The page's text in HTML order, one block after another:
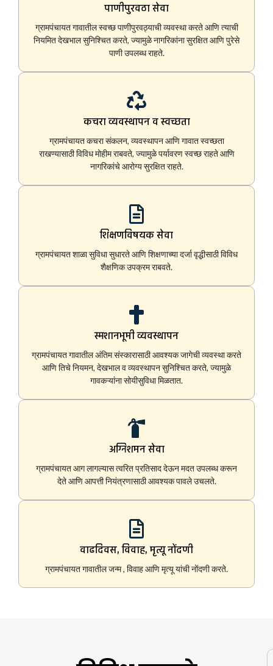
पाणीपुरवठा सेवा
ग्रामपंचायत गावातील स्वच्छ पाणीपुरवठ्याची व्यवस्था करते आणि त्याची
नियमित देखभाल सुनिश्चित करते, ज्यामुळे नागरिकांना सुरक्षित आणि पुरेसे
पाणी उपलब्ध राहते.
कचरा व्यवस्थापन व स्वच्छता
ग्रामपंचायत कचरा संकलन, व्यवस्थापन आणि गावात स्वच्छता
राखण्यासाठी विविध मोहीम राबवते, ज्यामुळे पर्यावरण स्वच्छ राहते आणि
नागरिकांचे आरोग्य सुरक्षित राहते.
शिक्षणविषयक सेवा
ग्रामपंचायत शाळा सुविधा सुधारते आणि शिक्षणाच्या दर्जा वृद्धीसाठी विविध
शैक्षणिक उपक्रम राबवते.
स्मशानभूमी व्यवस्थापन
ग्रामपंचायत गावातील अंतिम संस्कारासाठी आवश्यक जागेची व्यवस्था करते
आणि तिचे नियमन, देखभाल व व्यवस्थापन सुनिश्चित करते, ज्यामुळे
गावकऱ्यांना सोयीसुविधा मिळतात.
अग्निशमन सेवा
ग्रामपंचायत आग लागल्यास त्वरित प्रतिसाद देऊन मदत उपलब्ध करून
देते आणि आपत्ती नियंत्रणासाठी आवश्यक पावले उचलते.
वाढदिवस, विवाह, मृत्यू नोंदणी
ग्रामपंचायत गावातील जन्म , विवाह आणि मृत्यू यांची नोंदणी करते.